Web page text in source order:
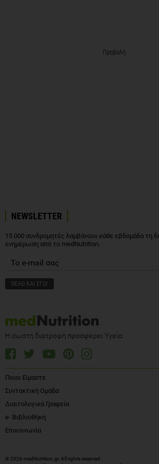
Προβολή
NEWSLETTER
15.000 συνδρομητές λαμβάνουν κάθε εβδομάδα τη
ενημέρωση από το medNutrition.
Η σωστή διατροφή προσφέρει Υγεία
Ποιοι Είμαστε
Συντακτική Ομάδα
Διαιτολογικά Γραφεία
e- Βιβλιοθήκη
Επικοινωνία
© 2026 medNutrition.gr. All rights reserved.